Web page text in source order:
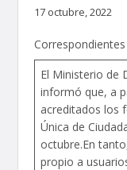
17 octubre, 2022
El Ministerio de
informó que, a
acreditados los
Única de
octubre.En
propio a